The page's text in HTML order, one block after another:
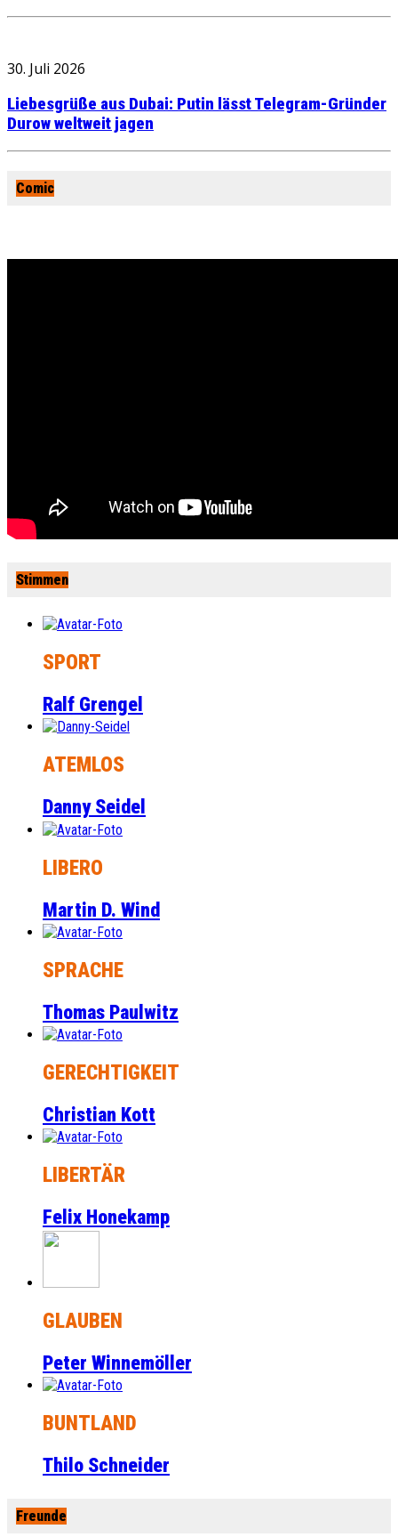
30. Juli 2026
Liebesgrüße aus Dubai: Putin lässt Telegram-Gründer
Durow weltweit jagen
Comic
Stimmen
SPORT
Ralf Grengel
ATEMLOS
Danny Seidel
LIBERO
Martin D. Wind
SPRACHE
Thomas Paulwitz
GERECHTIGKEIT
Christian Kott
LIBERTÄR
Felix Honekamp
GLAUBEN
Peter Winnemöller
BUNTLAND
Thilo Schneider
Freunde